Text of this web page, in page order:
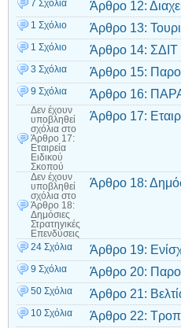
7 Σχόλια Άρθρο 12:
1 Σχόλιο Άρθρο 13:
1 Σχόλιο Άρθρο 14: ΣΔΙΤ
3 Σχόλια Άρθρο 15:
9 Σχόλια Άρθρο 16:
Δεν έχουν
υποβληθεί
σχόλια στο
Άρθρο 17:
Εταιρεία
Ειδικού
Σκοπού
Άρθρο 17:
Δεν έχουν
υποβληθεί
σχόλια στο
Άρθρο 18:
Δημόσιες
Στρατηγικές
Επενδύσεις
Άρθρο 18:
24 Σχόλια Άρθρο 19:
9 Σχόλια Άρθρο 20:
50 Σχόλια Άρθρο 21:
10 Σχόλια Άρθρο 22: